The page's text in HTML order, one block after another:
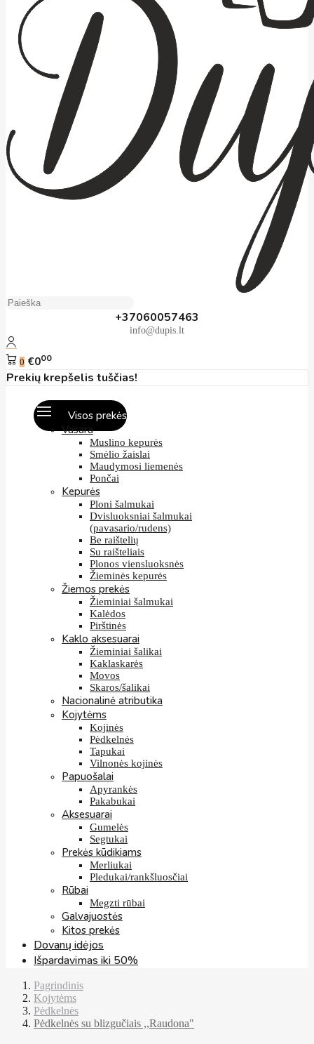
+37060057463
info@dupis.lt
0 €000
Prekių krepšelis tuščias!
Visos prekės
Vasara
Muslino kepurės
Smėlio žaislai
Maudymosi liemenės
Pončai
Kepurės
Ploni šalmukai
Dvisluoksniai šalmukai
(pavasario/rudens)
Be raištelių
Su raišteliais
Plonos viensluoksnės
Žieminės kepurės
Žiemos prekės
Žieminiai šalmukai
Kalėdos
Pirštinės
Kaklo aksesuarai
Žieminiai šalikai
Kaklaskarės
Movos
Skaros/šalikai
Nacionalinė atributika
Kojytėms
Kojinės
Pėdkelnės
Tapukai
Vilnonės kojinės
Papuošalai
Apyrankės
Pakabukai
Aksesuarai
Gumelės
Segtukai
Prekės kūdikiams
Merliukai
Pledukai/rankšluosčiai
Rūbai
Megzti rūbai
Galvajuostės
Kitos prekės
Dovanų idėjos
Išpardavimas iki 50%
Pagrindinis
Kojytėms
Pėdkelnės
Pėdkelnės su blizgučiais ,,Raudona"